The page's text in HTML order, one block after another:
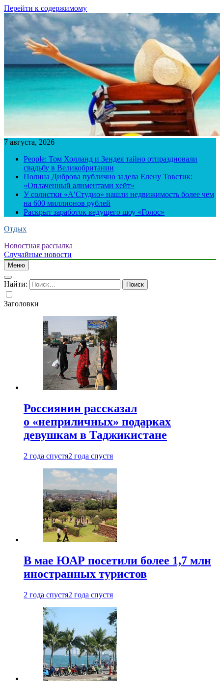
Перейти к содержимому
7 августа, 2026
People: Том Холланд и Зендея тайно отпраздновали
свадьбу в Великобритании
Полина Диброва публично задела Елену Товстик:
«Оплаченный алиментами хейт»
У солистки «А’Студио» нашли недвижимость более чем
на 600 миллионов рублей
Раскрыт заработок ведущего шоу «Голос»
Отдых
Новостная рассылка
Случайные новости
Меню
Найти:
Заголовки
Россиянин рассказал
о «неприличных» подарках
девушкам в Таджикистане
2 года спустя2 года спустя
В мае ЮАР посетили более 1,7 млн
иностранных туристов
2 года спустя2 года спустя